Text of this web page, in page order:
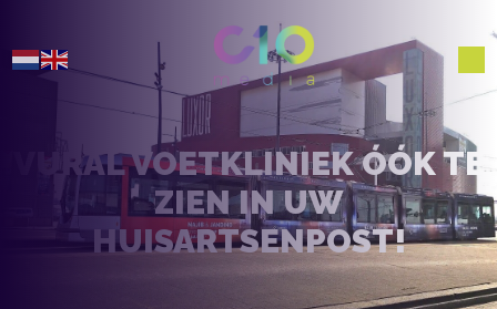
VURAL VOETKLINIEK ÓÓK TE
ZIEN IN UW
HUISARTSENPOST!